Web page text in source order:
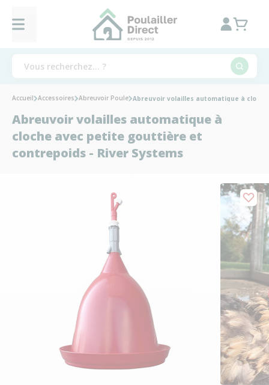
Accueil Accessoires Abreuvoir Poule Abreuvoir volailles automatique à
Abreuvoir volailles automatique à
cloche avec petite gouttière et
contrepoids - River Systems